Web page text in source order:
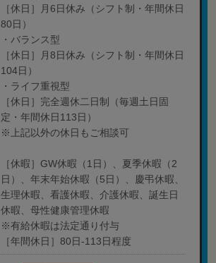
［休日］月6日休み（シフト制・年間休日
80日）
・バランス型
［休日］月8日休み（シフト制・年間休日
104日）
・ライフ重視型
［休日］完全週休二日制（毎週土日固
定・年間休日113日）
※上記以外の休日もご相談可
［休暇］GW休暇（1日）、夏季休暇（2
日）、年末年始休暇（5日）、慶弔休暇、
生理休暇、看護休暇、介護休暇、誕生日
休暇、母性健康管理休暇
※有給休暇は法定通り付与
［年間休日］80日-113日程度